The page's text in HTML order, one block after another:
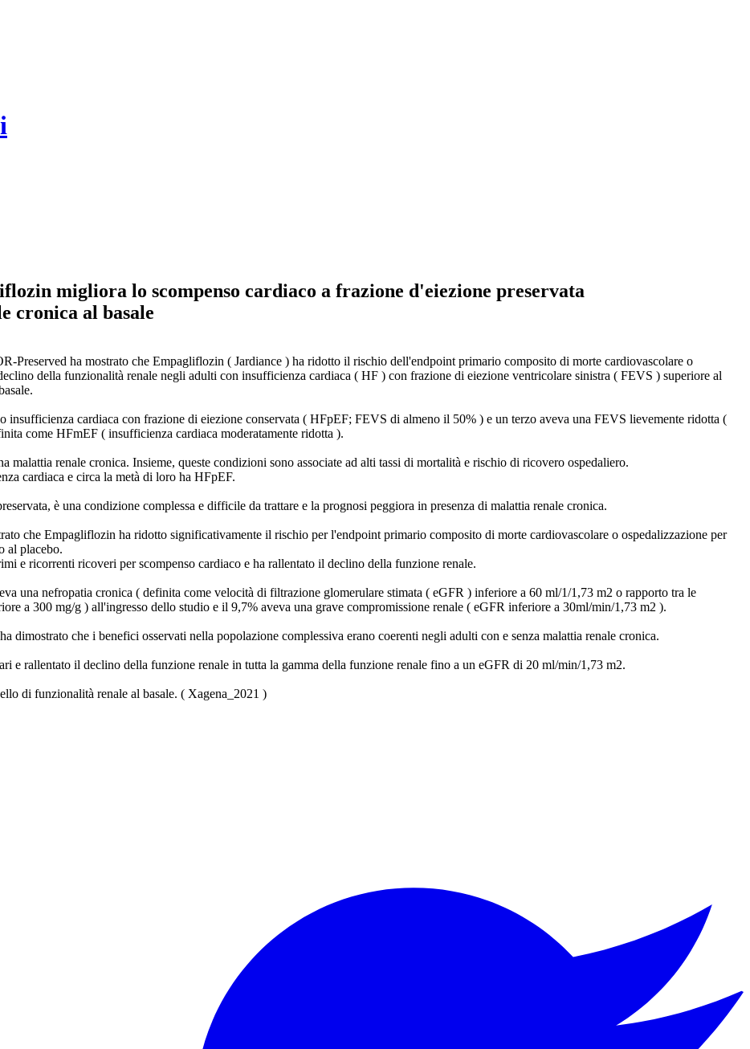
migliora lo scompenso cardiaco a frazione d'eiezione preservata
cronica al basale
Preserved ha mostrato che Empagliflozin ( Jardiance ) ha ridotto il rischio dell'endpoint primario composito di morte cardiovascolare o
della funzionalità renale negli adulti con insufficienza cardiaca ( HF ) con frazione di eiezione ventricolare sinistra ( FEVS ) superiore al
cardiaca con frazione di eiezione conservata ( HFpEF; FEVS di almeno il 50% ) e un terzo aveva una FEVS lievemente ridotta (
come HFmEF ( insufficienza cardiaca moderatamente ridotta ).
malattia renale cronica. Insieme, queste condizioni sono associate ad alti tassi di mortalità e rischio di ricovero ospedaliero.
cardiaca e circa la metà di loro ha HFpEF.
è una condizione complessa e difficile da trattare e la prognosi peggiora in presenza di malattia renale cronica.
che Empagliflozin ha ridotto significativamente il rischio per l'endpoint primario composito di morte cardiovascolare o ospedalizzazione per
al placebo.
e ricorrenti ricoveri per scompenso cardiaco e ha rallentato il declino della funzione renale.
una nefropatia cronica ( definita come velocità di filtrazione glomerulare stimata ( eGFR ) inferiore a 60 ml/1/1,73 m2 o rapporto tra le
a 300 mg/g ) all'ingresso dello studio e il 9,7% aveva una grave compromissione renale ( eGFR inferiore a 30ml/min/1,73 m2 ).
dimostrato che i benefici osservati nella popolazione complessiva erano coerenti negli adulti con e senza malattia renale cronica.
e rallentato il declino della funzione renale in tutta la gamma della funzione renale fino a un eGFR di 20 ml/min/1,73 m2.
di funzionalità renale al basale. ( Xagena_2021 )